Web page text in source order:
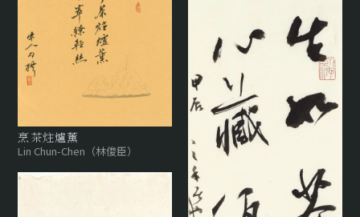
烹茶炷爐薰
Lin Chun-Chen（林俊臣）